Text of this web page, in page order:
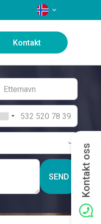
SPRÅK
Kontakt
SEND Kontakt oss